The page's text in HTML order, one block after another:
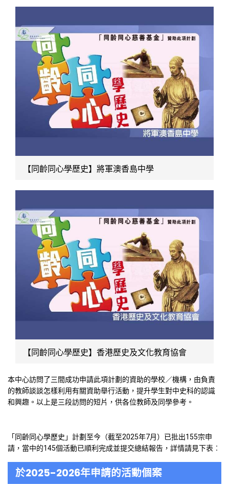
【同齡同心學歷史】將軍澳香島中學
【同齡同心學歷史】香港歷史及文化教育協會
本中心訪問了三間成功申請此項計劃的資助的學校／機構，由負責
的教師談談怎樣利用有關資助舉行活動，提升學生對中史科的認識
和興趣。以上是三段訪問的短片，供各位教師及同學參考。
「同齡同心學歷史」計劃至今（截至2025年7月）已批出155宗申
請，當中的145個活動已順利完成並提交總結報告，詳情請見下表︰
於2025-2026年申請的活動個案